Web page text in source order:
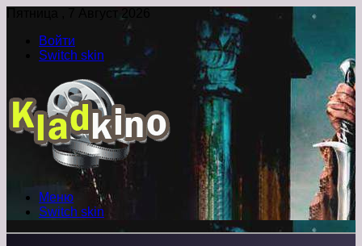
Пятница , 7 Август 2026
Войти
Switch skin
Меню
Switch skin